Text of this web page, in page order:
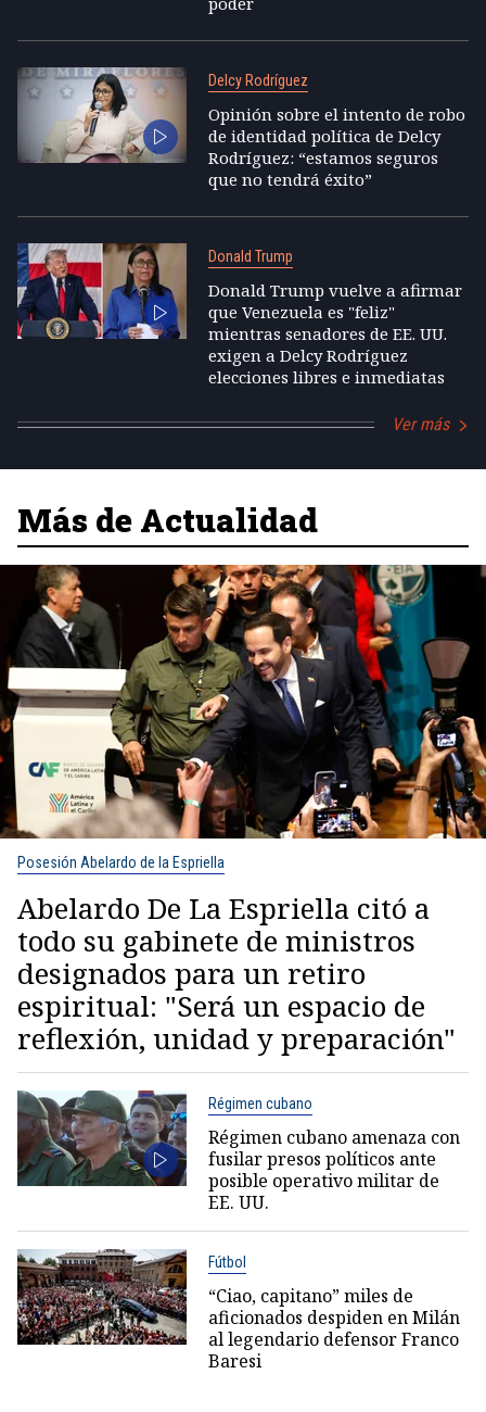
Delcy Rodríguez
Opinión sobre el intento de robo
de identidad política de Delcy
Rodríguez: “estamos seguros
que no tendrá éxito”
Donald Trump
Donald Trump vuelve a afirmar
que Venezuela es "feliz"
mientras senadores de EE. UU.
exigen a Delcy Rodríguez
elecciones libres e inmediatas
Ver más
Más de Actualidad
Posesión Abelardo de la Espriella
Abelardo De La Espriella citó a
todo su gabinete de ministros
designados para un retiro
espiritual: "Será un espacio de
reflexión, unidad y preparación"
Régimen cubano
Régimen cubano amenaza con
fusilar presos políticos ante
posible operativo militar de
EE. UU.
Fútbol
“Ciao, capitano” miles de
aficionados despiden en Milán
al legendario defensor Franco
Baresi